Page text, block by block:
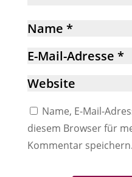
Name, E-Mail-
diesem Browser für
Kommentar speichern.